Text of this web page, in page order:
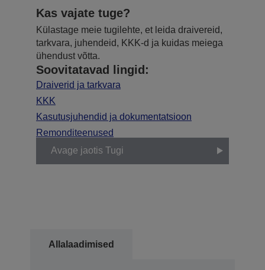
Kas vajate tuge?
Külastage meie tugilehte, et leida draivereid,
tarkvara, juhendeid, KKK-d ja kuidas meiega
ühendust võtta.
Soovitatavad lingid:
Draiverid ja tarkvara
KKK
Kasutusjuhendid ja dokumentatsioon
Remonditeenused
Avage jaotis Tugi
Allalaadimised